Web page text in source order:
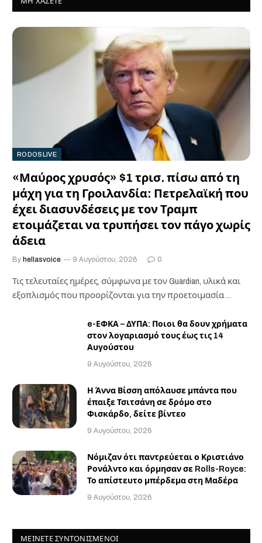
RODOSLIVE
«Μαύρος χρυσός» $1 τρισ. πίσω από τη
μάχη για τη Γροιλανδία: Πετρελαϊκή που
έχει διασυνδέσεις με τον Τραμπ
ετοιμάζεται να τρυπήσει τον πάγο χωρίς
άδεια
By hellasvoice 9 Αυγούστου, 2026 0
Τις τελευταίες ημέρες, σύμφωνα με τον Guardian, υλικά και
εξοπλισμός που προορίζονται για την προετοιμασία…
e-ΕΦΚΑ – ΔΥΠΑ: Ποιοι θα δουν χρήματα
στον λογαριασμό τους έως τις 14
Αυγούστου
9 Αυγούστου, 2026
Η Άννα Βίσση απόλαυσε μπάντα που
έπαιξε Τσιτσάνη σε δρόμο στο
Φισκάρδο, δείτε βίντεο
9 Αυγούστου, 2026
Νόμιζαν ότι παντρεύεται ο Κριστιάνο
Ρονάλντο και όρμησαν σε Rolls-Royce:
Το απίστευτο μπέρδεμα στη Μαδέρα
9 Αυγούστου, 2026
ΜΕΙΝΕΤΕ ΣΥΝΤΟΝΙΣΜΕΝΟΙ